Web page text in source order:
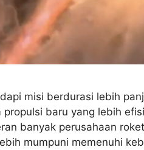
misi berdurasi lebih
baru yang lebih
banyak perusahaan
mumpuni memenuhi